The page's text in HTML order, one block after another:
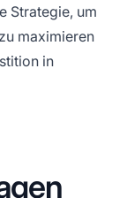
Strategie, um
maximieren
in